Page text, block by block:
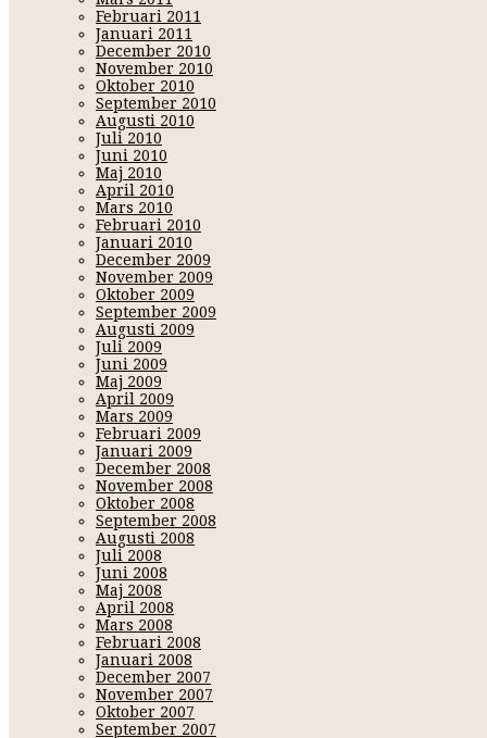
Februari 2011
Januari 2011
December 2010
November 2010
Oktober 2010
September 2010
Augusti 2010
Juli 2010
Juni 2010
Maj 2010
April 2010
Mars 2010
Februari 2010
Januari 2010
December 2009
November 2009
Oktober 2009
September 2009
Augusti 2009
Juli 2009
Juni 2009
Maj 2009
April 2009
Mars 2009
Februari 2009
Januari 2009
December 2008
November 2008
Oktober 2008
September 2008
Augusti 2008
Juli 2008
Juni 2008
Maj 2008
April 2008
Mars 2008
Februari 2008
Januari 2008
December 2007
November 2007
Oktober 2007
September 2007